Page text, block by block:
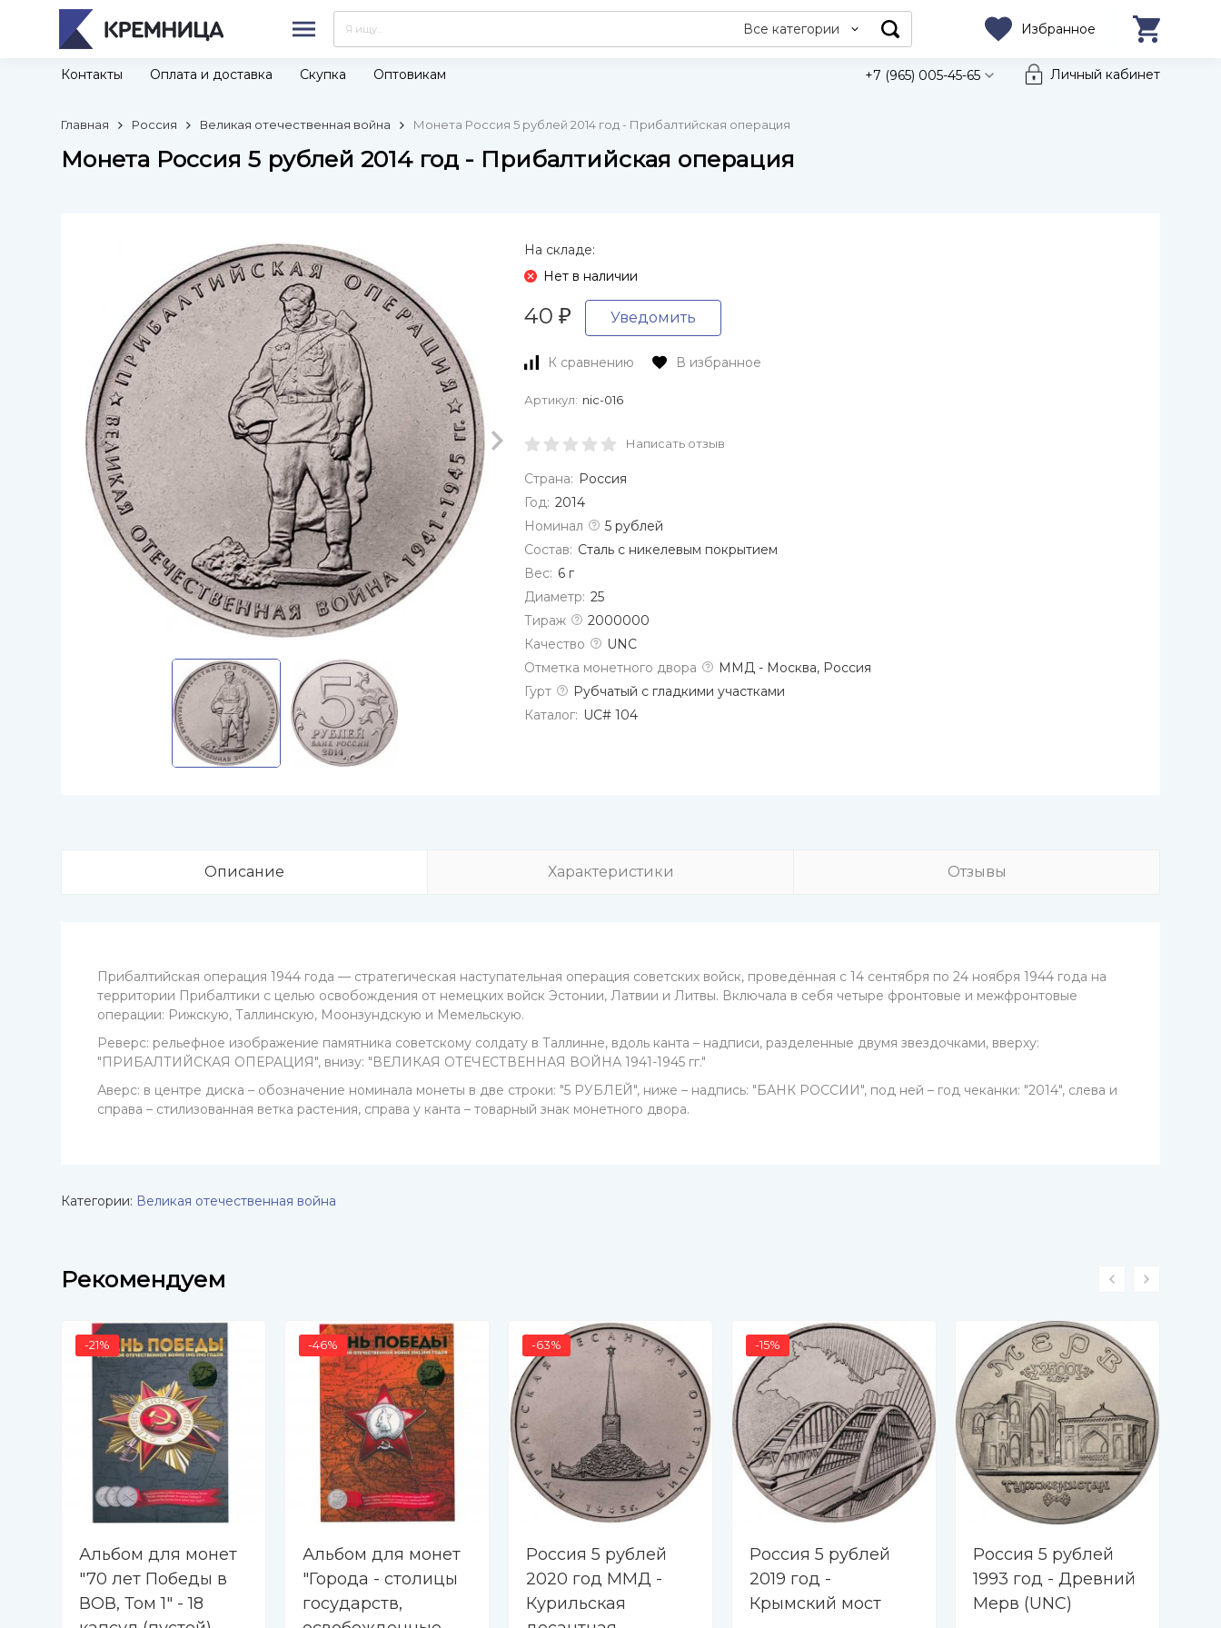
Все категории Избранное
Контакты Оплата и доставка Скупка Оптовикам +7 (965) 005-45-65 Личный кабинет
Главная Россия Великая отечественная война Монета Россия 5 рублей 2014 год - Прибалтийская операция
Монета Россия 5 рублей 2014 год - Прибалтийская операция
На складе:
Нет в наличии
40 ₽ Уведомить
К сравнению В избранное
Артикул: nic-016
Написать отзыв
Страна: Россия
Год: 2014
Номинал
5 рублей
Состав: Сталь с никелевым покрытием
Вес: 6 г
Диаметр: 25
Тираж
2000000
Качество
UNC
Отметка монетного двора
ММД - Москва, Россия
Гурт
Рубчатый с гладкими участками
Каталог: UC# 104
Описание
Прибалтийская операция 1944 года — стратегическая наступательная операция советских войск, проведённая с 14 сентября по 24 ноября 1944 года на
территории Прибалтики с целью освобождения от немецких войск Эстонии, Латвии и Литвы. Включала в себя четыре фронтовые и межфронтовые
операции: Рижскую, Таллинскую, Моонзундскую и Мемельскую.
Реверс: рельефное изображение памятника советскому солдату в Таллинне, вдоль канта – надписи, разделенные двумя звездочками, вверху:
"ПРИБАЛТИЙСКАЯ ОПЕРАЦИЯ", внизу: "ВЕЛИКАЯ ОТЕЧЕСТВЕННАЯ ВОЙНА 1941-1945 гг."
Аверс: в центре диска – обозначение номинала монеты в две строки: "5 РУБЛЕЙ", ниже – надпись: "БАНК РОССИИ", под ней – год чеканки: "2014", слева и
справа – стилизованная ветка растения, справа у канта – товарный знак монетного двора.
Характеристики Отзывы
Категории: Великая отечественная война
Рекомендуем
-21%
Альбом для монет
"70 лет Победы в
ВОВ, Том 1" - 18
-46%
Альбом для монет
"Города - столицы
государств,
-63%
Россия 5 рублей
2020 год ММД -
Курильская
-15%
Россия 5 рублей
2019 год -
Крымский мост
Россия 5 рублей
1993 год - Древний
Мерв (UNC)